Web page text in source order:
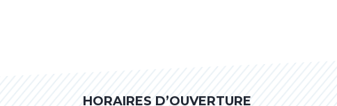
HORAIRES D’OUVERTURE